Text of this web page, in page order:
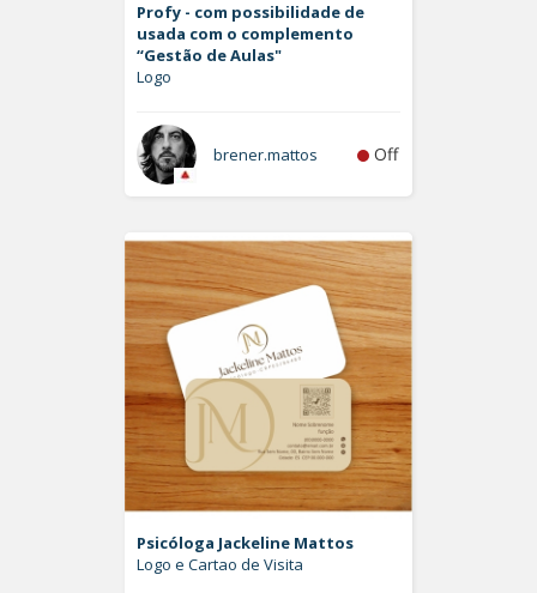
Profy - com possibilidade de
usada com o complemento
“Gestão de Aulas"
Logo
brener.mattos Off
Psicóloga Jackeline Mattos
Logo e Cartao de Visita